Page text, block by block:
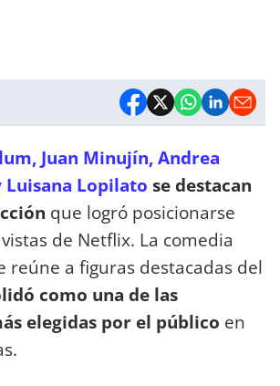
Juan Minujín, Andrea
Luisana Lopilato se destacan
que logró posicionarse
de Netflix. La comedia
reúne a figuras destacadas del
como una de las
elegidas por el público en